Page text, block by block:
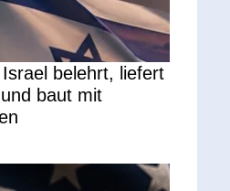
belehrt, liefert
baut mit